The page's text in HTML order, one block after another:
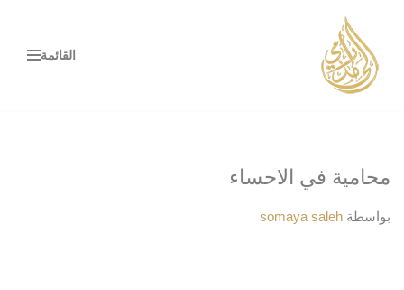
تخطى
إلى
القائمة
محامية في الاحساء
بواسطة somaya saleh